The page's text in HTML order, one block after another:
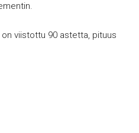
viistottu 90 astetta, pituus